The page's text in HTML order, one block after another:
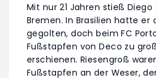
Mit nur 21 Jahren stieß
Bremen. In Brasilien hatte er
gegolten, doch beim FC
Fußstapfen von Deco zu
erschienen. Riesengroß
Fußstapfen an der Weser,